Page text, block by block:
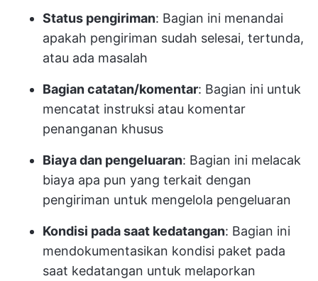
Status pengiriman: Bagian ini menandai
apakah pengiriman sudah selesai, tertunda,
atau ada masalah
Bagian catatan/komentar: Bagian ini untuk
mencatat instruksi atau komentar
penanganan khusus
Biaya dan pengeluaran: Bagian ini melacak
biaya apa pun yang terkait dengan
pengiriman untuk mengelola pengeluaran
Kondisi pada saat kedatangan: Bagian ini
mendokumentasikan kondisi paket pada
saat kedatangan untuk melaporkan